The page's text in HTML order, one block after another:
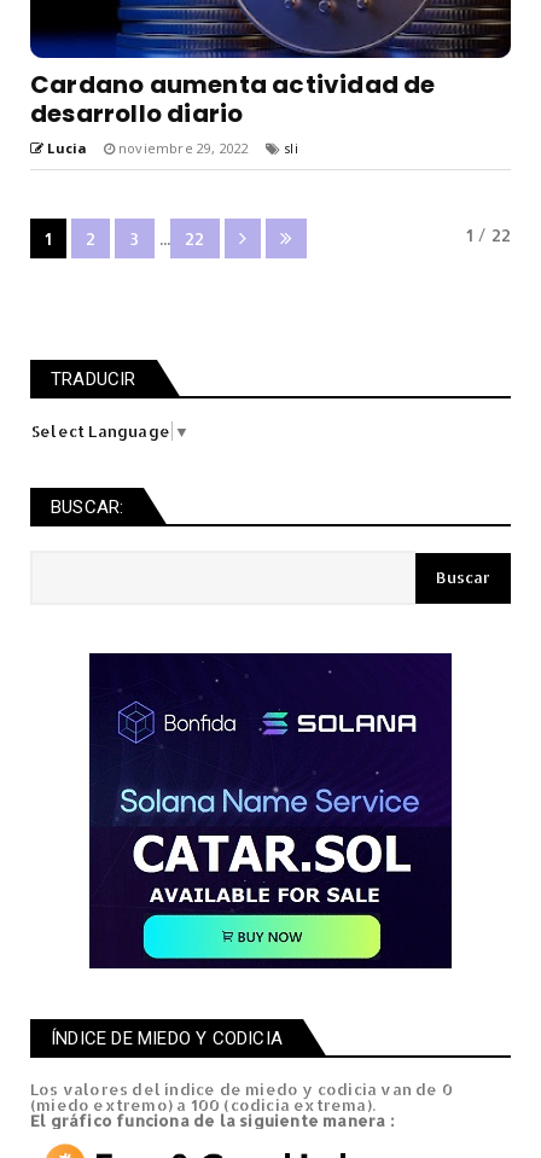
Cardano aumenta actividad de
desarrollo diario
Lucia noviembre 29, 2022 sli
1 / 22
1 2 3 ... 22
TRADUCIR
Select Language ▼
BUSCAR:
ÍNDICE DE MIEDO Y CODICIA
Los valores del índice de miedo y codicia van de 0
(miedo extremo) a 100 (codicia extrema).
El gráfico funciona de la siguiente manera :